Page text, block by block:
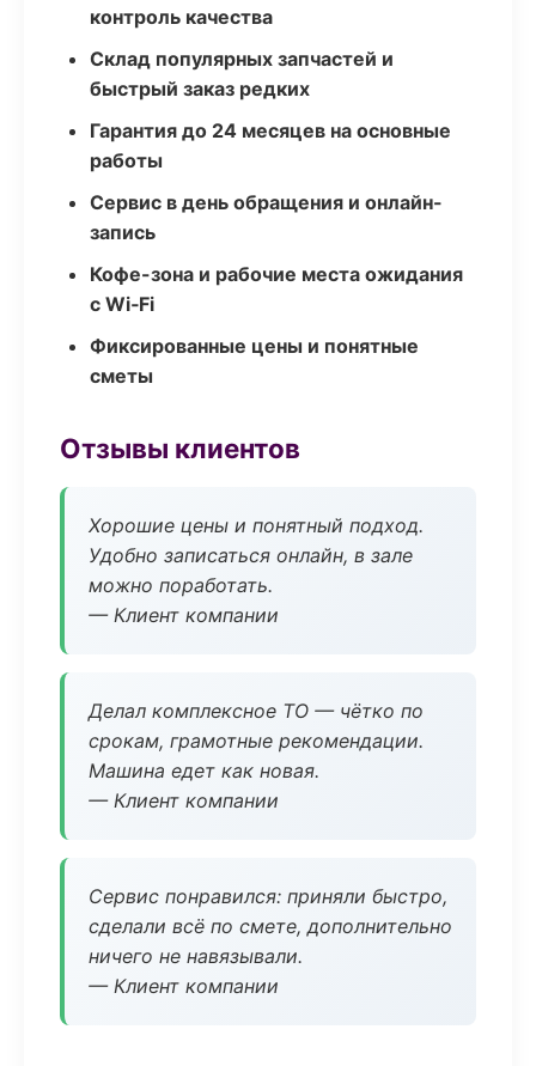
контроль качества
Склад популярных запчастей и
быстрый заказ редких
Гарантия до 24 месяцев на основные
работы
Сервис в день обращения и онлайн-
запись
Кофе-зона и рабочие места ожидания
с Wi‑Fi
Фиксированные цены и понятные
сметы
Отзывы клиентов
Хорошие цены и понятный подход.
Удобно записаться онлайн, в зале
можно поработать.
— Клиент компании
Делал комплексное ТО — чётко по
срокам, грамотные рекомендации.
Машина едет как новая.
— Клиент компании
Сервис понравился: приняли быстро,
сделали всё по смете, дополнительно
ничего не навязывали.
— Клиент компании